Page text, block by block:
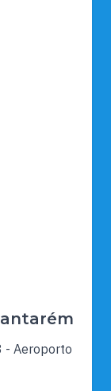
- Aeroporto